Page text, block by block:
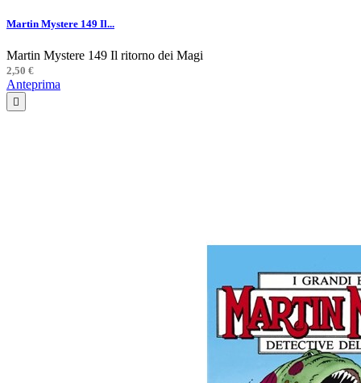
Martin Mystere 149 Il...
Martin Mystere 149 Il ritorno dei Magi
2,50 €
Anteprima
